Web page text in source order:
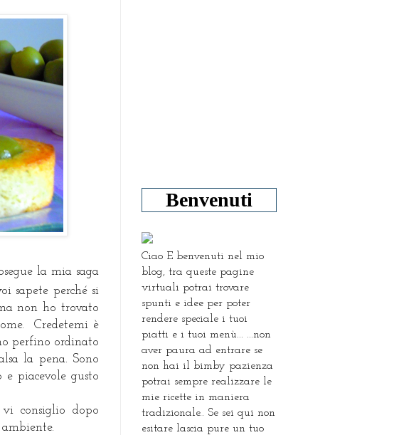
la mia saga
sapete perché si
non ho trovato
Credetemi è
perfino ordinato
la pena. Sono
piacevole gusto
consiglio dopo
Benvenuti
Ciao E benvenuti nel mio
blog, tra queste pagine
virtuali potrai trovare
spunti e idee per poter
rendere speciale i tuoi
piatti e i tuoi menù... ...non
aver paura ad entrare se
non hai il bimby pazienza
potrai sempre realizzare le
mie ricette in maniera
tradizionale.. Se sei qui non
esitare lascia pure un tuo